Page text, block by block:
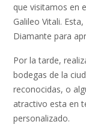
que visitamos en
Galileo Vitali.
Diamante para
Por la tarde,
bodegas de la
reconocidas, o
atractivo esta en
personalizado.